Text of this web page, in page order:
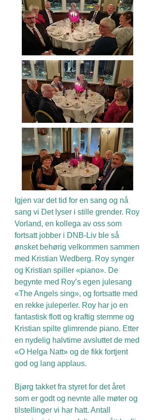
Igjen var det tid for en sang og nå
sang vi Det lyser i stille grender. Roy
Vorland, en kollega av oss som
fortsatt jobber i DNB-Liv ble så
ønsket behørig velkommen sammen
med Kristian Wedberg. Roy synger
og Kristian spiller «piano». De
begynte med Roy’s egen julesang
«The Angels sing», og fortsatte med
en rekke juleperler. Roy har jo en
fantastisk flott og kraftig stemme og
Kristian spilte glimrende piano. Etter
en nydelig halvtime avsluttet de med
«O Helga Natt» og de fikk fortjent
god og lang applaus.
Bjørg takket fra styret for det året
som er godt og nevnte alle møter og
tilstellinger vi har hatt. Antall